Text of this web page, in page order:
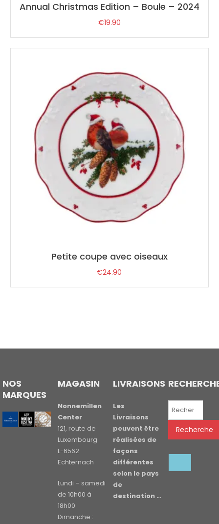
Annual Christmas Edition – Boule – 2024
€19.90
Petite coupe avec oiseaux
€24.90
NOS
MARQUES
MAGASIN
Nonnemillen
Center
121, route de
Luxembourg
L-6562
Echternach
Lundi – samedi
de 10h00 à
18h00
Dimanche :
LIVRAISONS
Les
Livraisons
peuvent être
réalisées de
façons
différentes
selon le pays
de
destination …
Recherche
Recherche